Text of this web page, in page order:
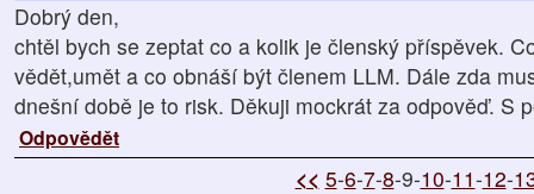
Dobrý den,
chtěl bych se zeptat co a kolik je členský příspěvek.
vědět,umět a co obnáší být členem LLM. Dále zda
dnešní době je to risk. Děkuji mockrát za odpověď. S
Odpovědět
<< 5-6-7-8-9-10-11-12-